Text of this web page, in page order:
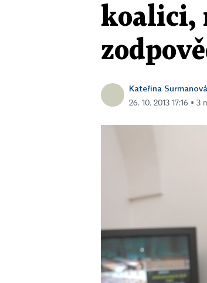
koalici,
Kateřina Surmanová
26. 10. 2013 17:16 ▪ 3